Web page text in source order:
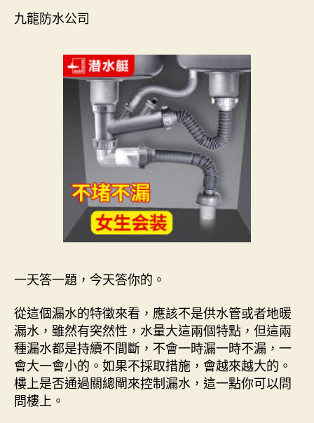
九龍防水公司
一天答一題，今天答你的。
從這個漏水的特徵來看，應該不是供水管或者地暖
漏水，雖然有突然性，水量大這兩個特點，但這兩
種漏水都是持續不間斷，不會一時漏一時不漏，一
會大一會小的。如果不採取措施，會越來越大的。
樓上是否通過關總閘來控制漏水，這一點你可以問
問樓上。